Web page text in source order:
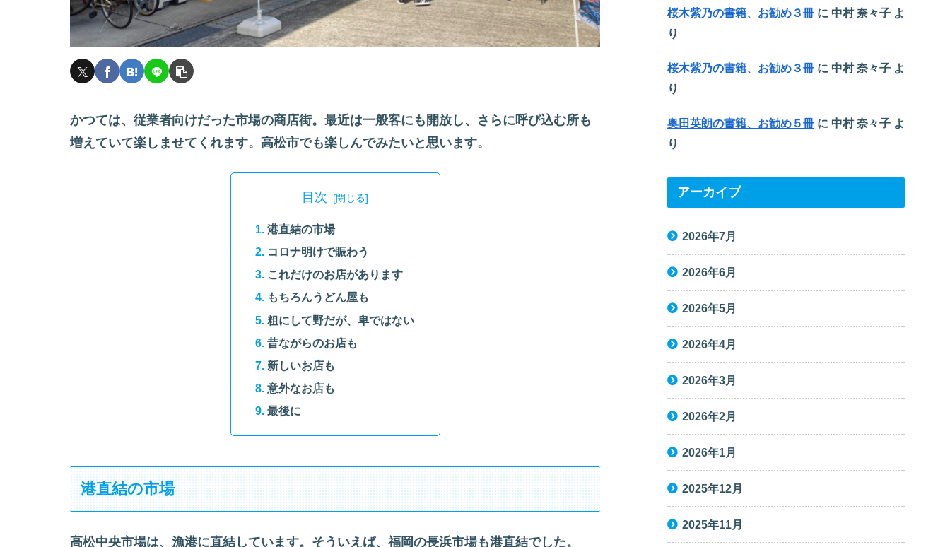
かつては、従業者向けだった市場の商店街。最近は一般客にも開放し、さらに呼び込む所も
増えていて楽しませてくれます。高松市でも楽しんでみたいと思います。
目次
港直結の市場
コロナ明けで賑わう
これだけのお店があります
もちろんうどん屋も
粗にして野だが、卑ではない
昔ながらのお店も
新しいお店も
意外なお店も
最後に
港直結の市場
高松中央市場は、漁港に直結しています。そういえば、福岡の長浜市場も港直結でした。
桜木紫乃の書籍、お勧め３冊 に 中村 奈々子 よ
り
桜木紫乃の書籍、お勧め３冊 に 中村 奈々子 よ
り
奥田英朗の書籍、お勧め５冊 に 中村 奈々子 よ
り
アーカイブ
2026年7月
2026年6月
2026年5月
2026年4月
2026年3月
2026年2月
2026年1月
2025年12月
2025年11月